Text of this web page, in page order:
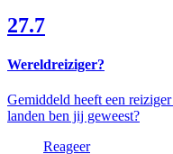
27.7
Wereldreiziger?
Gemiddeld heeft een reiziger
landen ben jij geweest?
Reageer